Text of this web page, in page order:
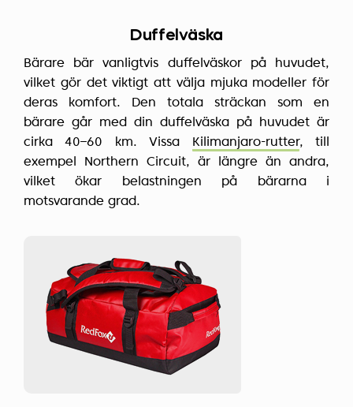
Duffelväska
Bärare bär vanligtvis duffelväskor på huvudet,
vilket gör det viktigt att välja mjuka modeller för
deras komfort. Den totala sträckan som en
bärare går med din duffelväska på huvudet är
cirka 40–60 km. Vissa Kilimanjaro-rutter, till
exempel Northern Circuit, är längre än andra,
vilket ökar belastningen på bärarna i
motsvarande grad.